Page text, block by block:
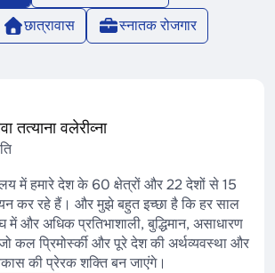
छात्रावास स्नातक रोजगार
तत्याना वलेरीव्ना
में हमारे देश के 60 क्षेत्रों और 22 देशों से 15
कर रहे हैं। और मुझे बहुत इच्छा है कि हर साल
में और अधिक प्रतिभाशाली, बुद्धिमान, असाधारण
कल प्रिमोर्स्की और पूरे देश की अर्थव्यवस्था और
की प्रेरक शक्ति बन जाएंगे।